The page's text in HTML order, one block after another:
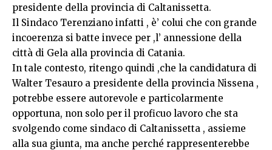
presidente della provincia di Caltanissetta.
Il Sindaco Terenziano infatti , è’ colui che con grande
incoerenza si batte invece per ,l’ annessione della
città di Gela alla provincia di Catania.
In tale contesto, ritengo quindi ,che la candidatura di
Walter Tesauro a presidente della provincia Nissena ,
potrebbe essere autorevole e particolarmente
opportuna, non solo per il proficuo lavoro che sta
svolgendo come sindaco di Caltanissetta , assieme
alla sua giunta, ma anche perché rappresenterebbe